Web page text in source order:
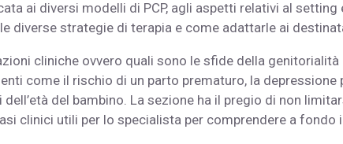
ai diversi modelli di PCP, agli aspetti relativi al setting
diverse strategie di terapia e come adattarle ai
cliniche ovvero quali sono le sfide della genitorialità
come il rischio di un parto prematuro, la depressione
del bambino. La sezione ha il pregio di non
clinici utili per lo specialista per comprendere a fondo